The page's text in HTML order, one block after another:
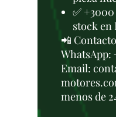
✅
stock en
📲 Contacto
WhatsApp:
Email:
menos de